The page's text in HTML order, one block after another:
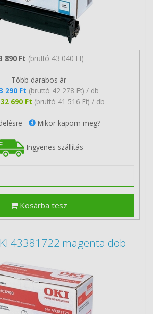
890 Ft (bruttó 43 040 Ft)
Több darabos ár
290 Ft (bruttó 42 278 Ft) / db
32 690 Ft (bruttó 41 516 Ft) / db
Mikor kapom meg?
Ingyenes szállítás
Kosárba tesz
43381722 magenta dob